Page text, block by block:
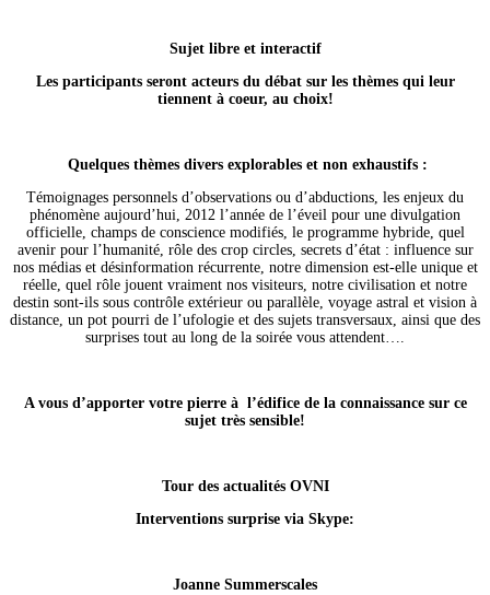
Sujet libre et interactif
Les participants seront acteurs du débat sur les thèmes qui leur
tiennent à coeur, au choix!
Quelques thèmes divers explorables et non exhaustifs :
Témoignages personnels d’observations ou d’abductions, les enjeux du
phénomène aujourd’hui, 2012 l’année de l’éveil pour une divulgation
officielle, champs de conscience modifiés, le programme hybride, quel
avenir pour l’humanité, rôle des crop circles, secrets d’état : influence sur
nos médias et désinformation récurrente, notre dimension est-elle unique et
réelle, quel rôle jouent vraiment nos visiteurs, notre civilisation et notre
destin sont-ils sous contrôle extérieur ou parallèle, voyage astral et vision à
distance, un pot pourri de l’ufologie et des sujets transversaux, ainsi que des
surprises tout au long de la soirée vous attendent….
A vous d’apporter votre pierre à l’édifice de la connaissance sur ce
sujet très sensible!
Tour des actualités OVNI
Interventions surprise via Skype:
Joanne Summerscales